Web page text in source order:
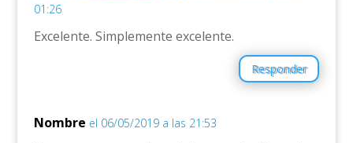
01:26
Excelente. Simplemente excelente.
Responder
Nombre el 06/05/2019 a las 21:53